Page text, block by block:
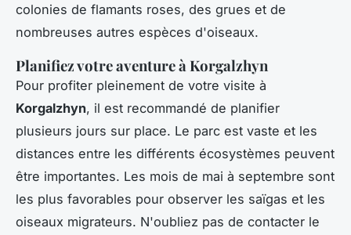
colonies de flamants roses, des grues et de
nombreuses autres espèces d'oiseaux.
Planifiez votre aventure à Korgalzhyn
Pour profiter pleinement de votre visite à
Korgalzhyn, il est recommandé de planifier
plusieurs jours sur place. Le parc est vaste et les
distances entre les différents écosystèmes peuvent
être importantes. Les mois de mai à septembre sont
les plus favorables pour observer les saïgas et les
oiseaux migrateurs. N'oubliez pas de contacter le